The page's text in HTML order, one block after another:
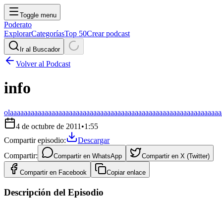
Toggle menu
Poderato
ExplorarCategoríasTop 50Crear podcast
Ir al Buscador
Volver al Podcast
info
4 de octubre de 2011 •1:55
Compartir episodio:
Descargar
Compartir:
Compartir en WhatsApp Compartir en X (Twitter)
Compartir en Facebook Copiar enlace
Descripción del Episodio